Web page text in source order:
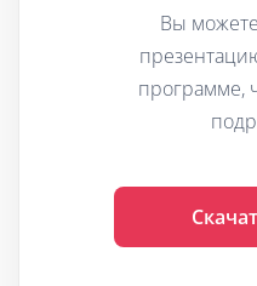
Вы
программе,